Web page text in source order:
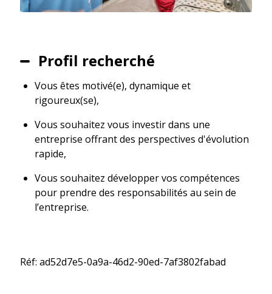
Profil recherché
Vous êtes motivé(e), dynamique et
rigoureux(se),
Vous souhaitez vous investir dans une
entreprise offrant des perspectives d'évolution
rapide,
Vous souhaitez développer vos compétences
pour prendre des responsabilités au sein de
l’entreprise.
Réf: ad52d7e5-0a9a-46d2-90ed-7af3802fabad